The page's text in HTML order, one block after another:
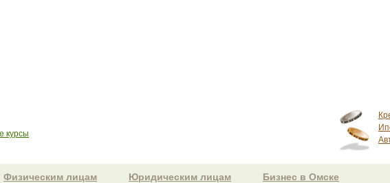
курсы
Физическим лицам Юридическим лицам Бизнес в Омске